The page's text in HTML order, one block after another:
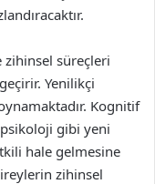
zihinsel süreçleri
Yenilikçi
Kognitif
gibi yeni
hale gelmesine
zihinsel